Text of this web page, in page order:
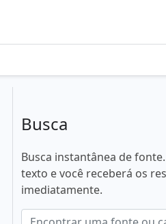
Busca
Busca instantânea de
texto e você receberá os
imediatamente.